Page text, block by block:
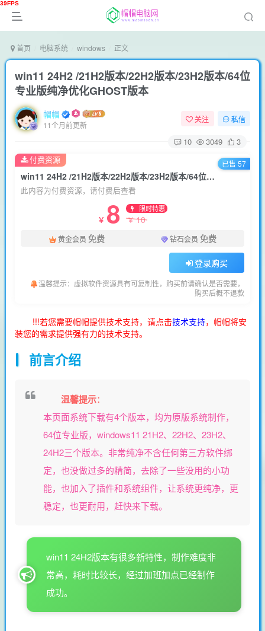
首页 电脑系统 windows 正文
win11 24H2 /21H2版本/22H2版本/23H2版本/64位
专业版纯净优化GHOST版本
帽帽
11个月前更新
关注 私信
10 3049 3
win11 24H2 /21H2版本/22H2版本/23H2版本/64位专业版纯净优化GHOST版本
此内容为付费资源，请付费后查看
￥ 8 限时特惠
￥10
黄金会员 免费 钻石会员 免费
登录购买
温馨提示：虚拟软件资源具有可复制性，购买前请确认是否需要，
购买后概不退款
付费资源 已售 57
!!!若您需要帽帽提供技术支持，请点击技术支持，帽帽将安
装您的需求提供强有力的技术支持。
前言介绍
温馨提示：
本页面系统下载有4个版本，均为原版系统制作，
64位专业版，windows11 21H2、22H2、23H2、
24H2三个版本。非常纯净不含任何第三方软件绑
定，也没做过多的精简，去除了一些没用的小功
能，也加入了插件和系统组件，让系统更纯净，更
稳定，也更耐用，赶快来下载。
win11 24H2版本有很多新特性，制作难度非
常高，耗时比较长，经过加班加点已经制作
成功。